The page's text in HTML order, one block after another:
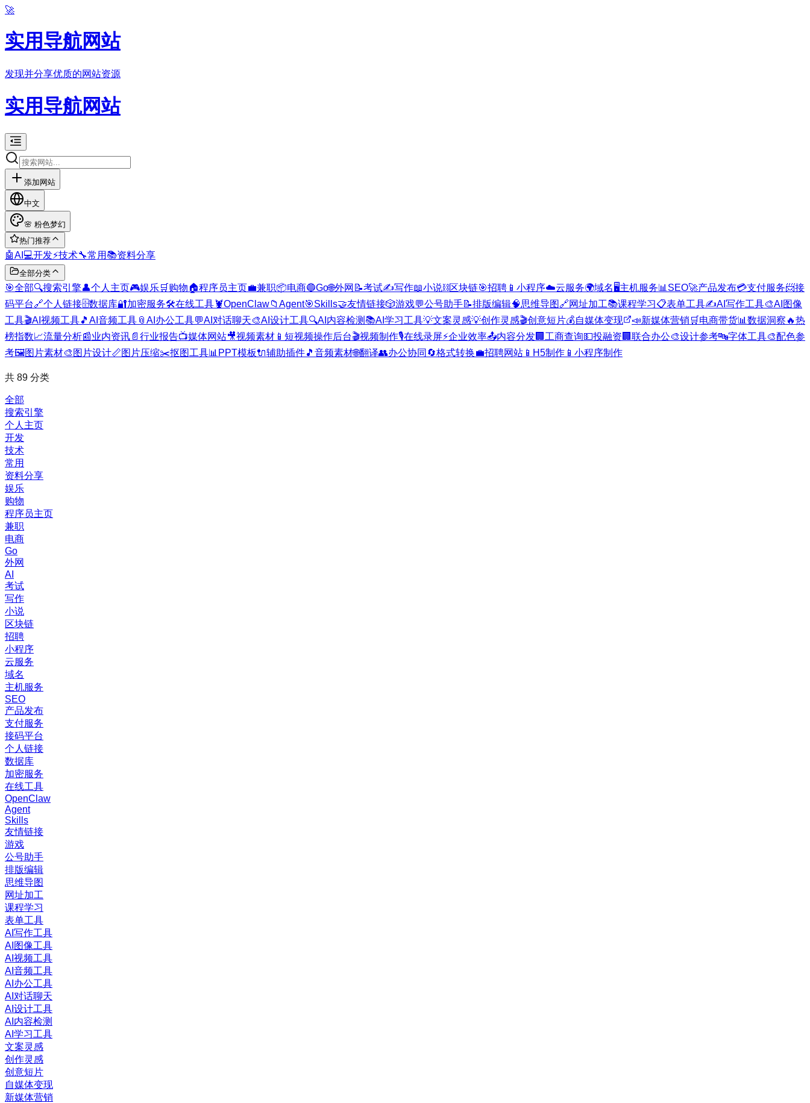
🚀
实用导航网站
发现并分享优质的网站资源
实用导航网站
添加网站
中文
🌸 粉色梦幻
热门推荐
🤖AI 💻开发⚡技术🔧常用 📚资料分享
全部分类
🎯全部🔍搜索引擎👤个人主页🎮娱乐🛒 购物🏠程序员主页💼兼职📦电商🔵Go🌐外网 📝考试✍️写作📖小说⛓️区块链🎯招聘 📱 小程序☁️云服务🌍域名 🖥️主机服务📊 SEO🚀产品发布💳支付服务📨接
码平台🔗个人链接🗄️数据库🔐加密服务🛠️在线工具🦞OpenClaw📁 Agent🎯Skills🤝友情链接🎲游戏💬公号助手📝排版编辑🧠思维导图🔗网址加工📚课程学习📋表单工具✍️AI写作工具🎨AI图像
工具🎬AI视频工具🎵 AI音频工具 📎 AI办公工具💬AI对话聊天🎨AI设计工具🔍AI内容检测 📚AI学习工具💡文案灵感💡创作灵感🎬创意短片💰自媒体变现 📣新媒体营销 🛒 电商带货📊 数据洞察 🔥热
榜指数📈流量分析📰业内资讯 📄 行业报告📺媒体网站🎥视频素材 📱 短视频操作后台🎬视频制作🎙️在线录屏⚡企业效率📤内容分发🏢 工商查询💵投融资 🏢 联合办公🎨设计参考🔤字体工具🎨配色参
考🖼️图片素材🎨 图片设计📏图片压缩✂️抠图工具📊 PPT模板🔌辅助插件🎵 音频素材🌐翻译👥办公协同 🔄格式转换💼招聘网站 📱 H5制作 📱 小程序制作
共 89 分类
全部
搜索引擎
个人主页
开发
技术
常用
资料分享
娱乐
购物
程序员主页
兼职
电商
Go
外网
AI
考试
写作
小说
区块链
招聘
小程序
云服务
域名
主机服务
SEO
产品发布
支付服务
接码平台
个人链接
数据库
加密服务
在线工具
OpenClaw
Agent
Skills
友情链接
游戏
公号助手
排版编辑
思维导图
网址加工
课程学习
表单工具
AI写作工具
AI图像工具
AI视频工具
AI音频工具
AI办公工具
AI对话聊天
AI设计工具
AI内容检测
AI学习工具
文案灵感
创作灵感
创意短片
自媒体变现
新媒体营销